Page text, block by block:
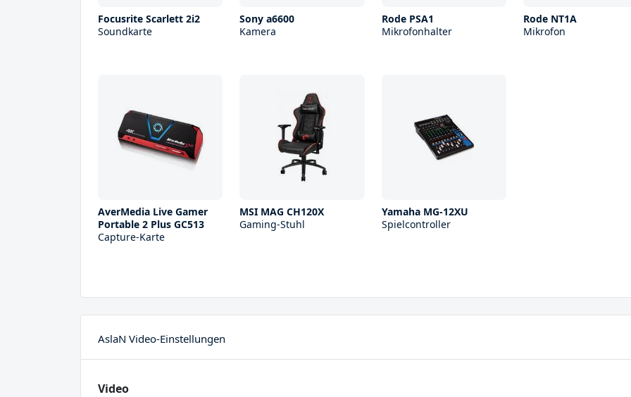
Focusrite Scarlett 2i2
Soundkarte
Sony a6600
Kamera
Rode PSA1
Mikrofonhalter
Rode NT1A
Mikrofon
AverMedia Live Gamer
Portable 2 Plus GC513
Capture-Karte
MSI MAG CH120X
Gaming-Stuhl
Yamaha MG-12XU
Spielcontroller
AslaN Video-Einstellungen
Video